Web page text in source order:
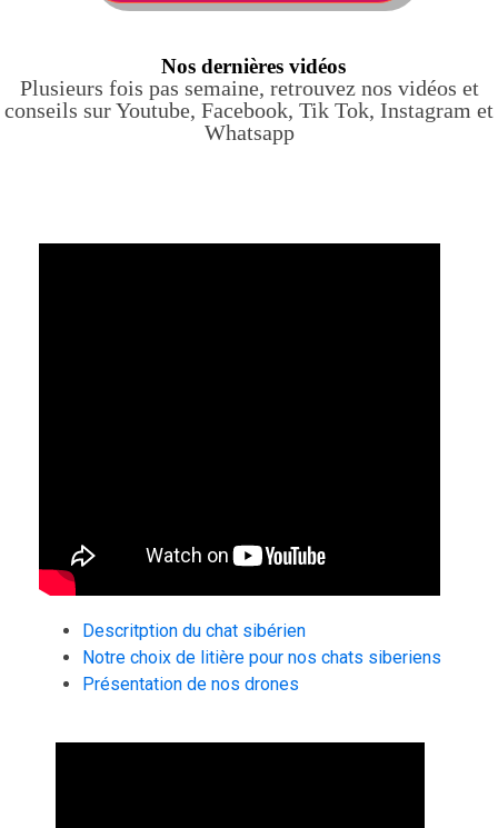
Nos dernières vidéos
Plusieurs fois pas semaine, retrouvez nos vidéos et
conseils sur Youtube, Facebook, Tik Tok, Instagram et
Whatsapp
Descritption du chat sibérien
Notre choix de litière pour nos chats siberiens
Présentation de nos drones